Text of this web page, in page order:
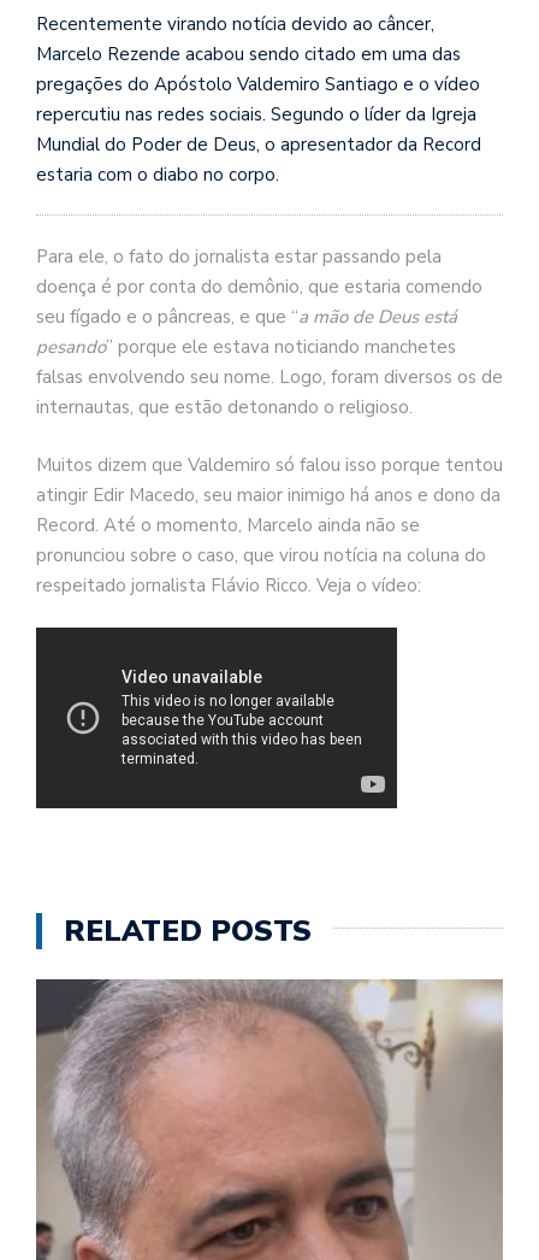
Recentemente virando notícia devido ao câncer,
Marcelo Rezende acabou sendo citado em uma das
pregações do Apóstolo Valdemiro Santiago e o vídeo
repercutiu nas redes sociais. Segundo o líder da Igreja
Mundial do Poder de Deus, o apresentador da Record
estaria com o diabo no corpo.
Para ele, o fato do jornalista estar passando pela
doença é por conta do demônio, que estaria comendo
seu fígado e o pâncreas, e que “a mão de Deus está
pesando” porque ele estava noticiando manchetes
falsas envolvendo seu nome. Logo, foram diversos os de
internautas, que estão detonando o religioso.
Muitos dizem que Valdemiro só falou isso porque tentou
atingir Edir Macedo, seu maior inimigo há anos e dono da
Record. Até o momento, Marcelo ainda não se
pronunciou sobre o caso, que virou notícia na coluna do
respeitado jornalista Flávio Ricco. Veja o vídeo:
RELATED POSTS